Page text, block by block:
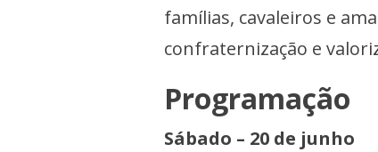
famílias, cavaleiros e
confraternização e
Programação
Sábado – 20 de junho